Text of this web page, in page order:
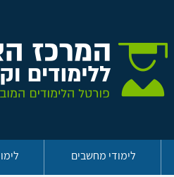
לימודי מחשבים